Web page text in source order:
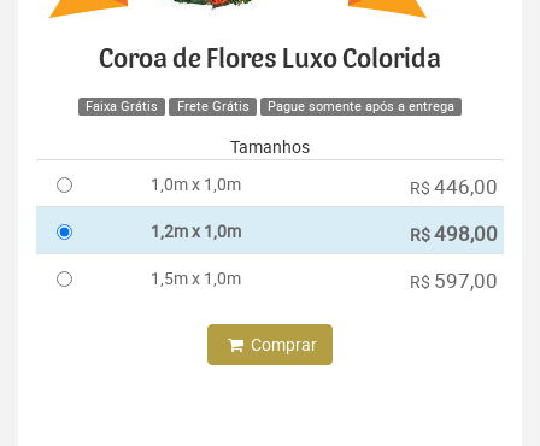
Coroa de Flores Luxo Colorida
Faixa Grátis Frete Grátis Pague somente após a entrega
Tamanhos
1,0m x 1,0m
R$ 446,00
1,2m x 1,0m R$498,00
1,5m x 1,0m R$ 597,00
Comprar